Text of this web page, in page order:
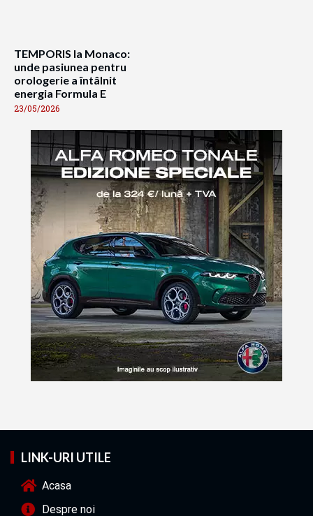
TEMPORIS la Monaco:
unde pasiunea pentru
orologerie a întâlnit
energia Formula E
23/05/2026
LINK-URI UTILE
Acasa
Despre noi